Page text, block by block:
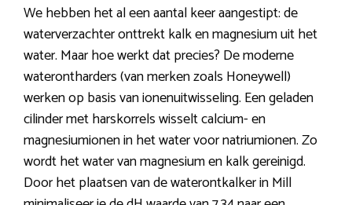
We hebben het al een aantal keer aangestipt: de
waterverzachter onttrekt kalk en magnesium uit het
water. Maar hoe werkt dat precies? De moderne
waterontharders (van merken zoals Honeywell)
werken op basis van ionenuitwisseling. Een geladen
cilinder met harskorrels wisselt calcium- en
magnesiumionen in het water voor natriumionen. Zo
wordt het water van magnesium en kalk gereinigd.
Door het plaatsen van de waterontkalker in Mill